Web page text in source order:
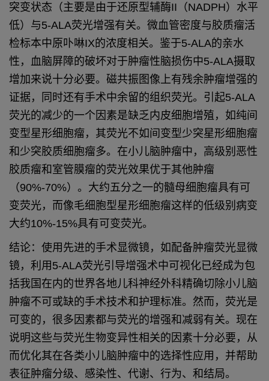
突变状态（主要是由于还原型辅酶II（NADPH）水平
低）与5-ALA荧光增强有关。微血管密度与胶质瘤活
检标本中原卟啉IX的浓度相关。鉴于5-ALA的亲水
性，血脑屏障的破坏对于肿瘤性脑损伤中5-ALA摄取
增加来说十分必要。磁共振图像上有残余肿瘤增强的
证据，同时还有手术中余留的组织荧光。引起5-ALA
荧光的减少的一个因素是缺乏内皮细胞增殖，如纯间
变型星形细胞瘤，其荧光不如间变型少突星形细胞瘤
和少突胶质细胞瘤多。 在小儿脑肿瘤中，高级别恶性
胶质瘤和室管膜瘤的荧光效果优于其他肿瘤
（90%-70%）。大约五分之一的髓母细胞瘤具有可
变荧光，而像毛细胞型星形细胞瘤这样的低级别病变
大约10%-15%具有可变荧光。
结论：使用先进的手术显微镜，如配备肿瘤荧光显微
镜，利用5-ALA荧光引导增强术中可视化已经成为包
括我国在内的世界各地儿科神经外科精确切除小儿脑
肿瘤不可或缺的手术技术和护理标准。 然而，荧光是
可变的，很多因素都与荧光的增强和减弱有关。现在
说明这些与荧光生物变异性相关的因素十分必要，从
而优化其在各类小儿脑肿瘤中的选择性应用，并帮助
表征肿瘤分级、感染性、代谢、行为、和结局。